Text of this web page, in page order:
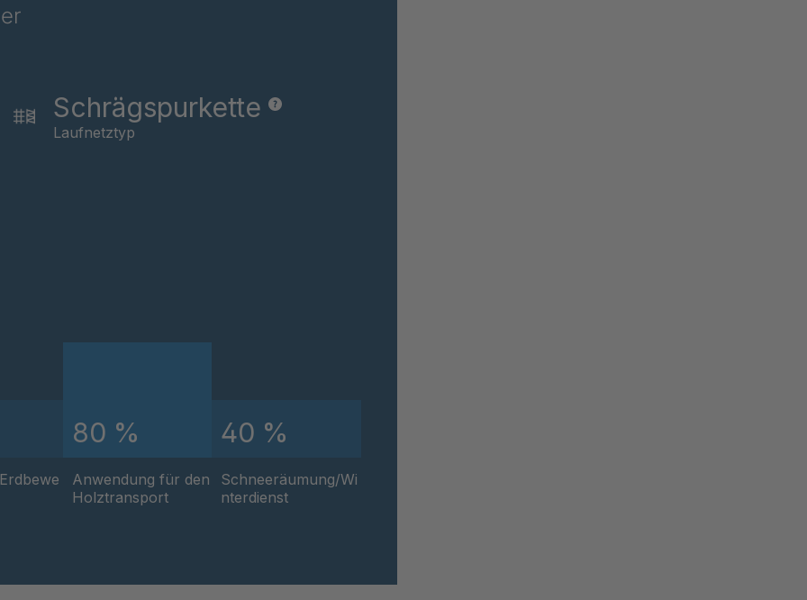
Schrägspurkette
Laufnetztyp
80 %
Anwendung für den
Holztransport
40 %
Schneeräumung/Wi
nterdienst